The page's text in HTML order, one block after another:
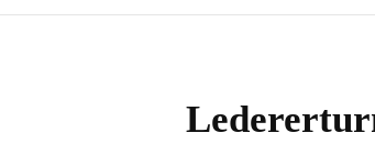
Taufe / Taufgottesdienst